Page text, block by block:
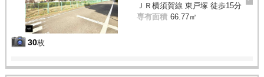
30枚
ＪＲ横須賀線 東戸塚 徒歩15分
専有面積 66.77㎡